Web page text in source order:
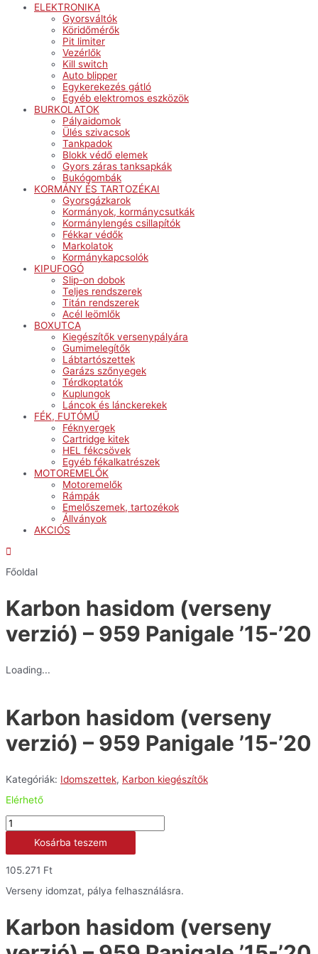
ELEKTRONIKA
Gyorsváltók
Köridőmérők
Pit limiter
Vezérlők
Kill switch
Auto blipper
Egykerekezés gátló
Egyéb elektromos eszközök
BURKOLATOK
Pályaidomok
Ülés szivacsok
Tankpadok
Blokk védő elemek
Gyors záras tanksapkák
Bukógombák
KORMÁNY ÉS TARTOZÉKAI
Gyorsgázkarok
Kormányok, kormánycsutkák
Kormánylengés csillapítók
Fékkar védők
Markolatok
Kormánykapcsolók
KIPUFOGÓ
Slip-on dobok
Teljes rendszerek
Titán rendszerek
Acél leömlők
BOXUTCA
Kiegészítők versenypályára
Gumimelegítők
Lábtartószettek
Garázs szőnyegek
Térdkoptatók
Kuplungok
Láncok és lánckerekek
FÉK, FUTÓMŰ
Féknyergek
Cartridge kitek
HEL fékcsövek
Egyéb fékalkatrészek
MOTOREMELŐK
Motoremelők
Rámpák
Emelőszemek, tartozékok
Állványok
AKCIÓS
Főoldal
Karbon hasidom (verseny
verzió) – 959 Panigale ’15-’20
Loading...
Karbon hasidom (verseny
verzió) – 959 Panigale ’15-’20
Kategóriák: Idomszettek, Karbon kiegészítők
Elérhető
Karbon
hasidom
(verseny
verzió)
-
959
Panigale
mennyiség
Kosárba teszem
105.271 Ft
Verseny idomzat, pálya felhasználásra.
Karbon hasidom (verseny